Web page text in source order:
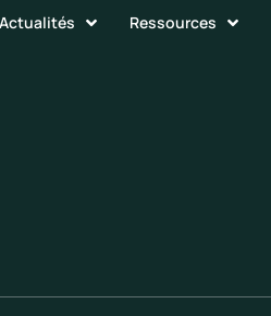
Actualités Ressources